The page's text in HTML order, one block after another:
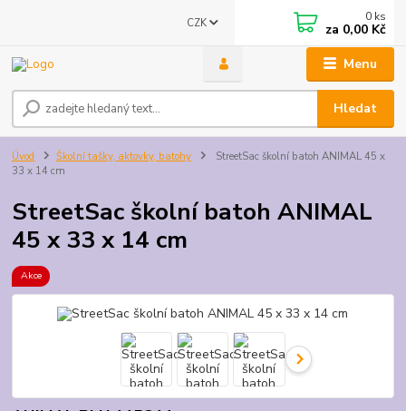
Menu
CZK
Hledat
0 ks
za 0,00 Kč
Úvod Školní tašky, aktovky, batohy
StreetSac školní batoh ANIMAL 45 x
33 x 14 cm
StreetSac školní batoh ANIMAL
45 x 33 x 14 cm
Akce